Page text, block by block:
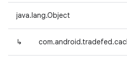
java.lang.Object
↳